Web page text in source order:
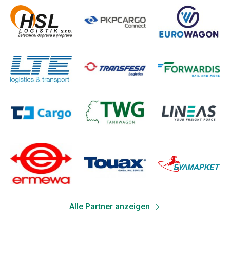
Alle Partner anzeigen